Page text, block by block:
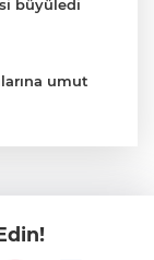
büyüledi
umut
ışık